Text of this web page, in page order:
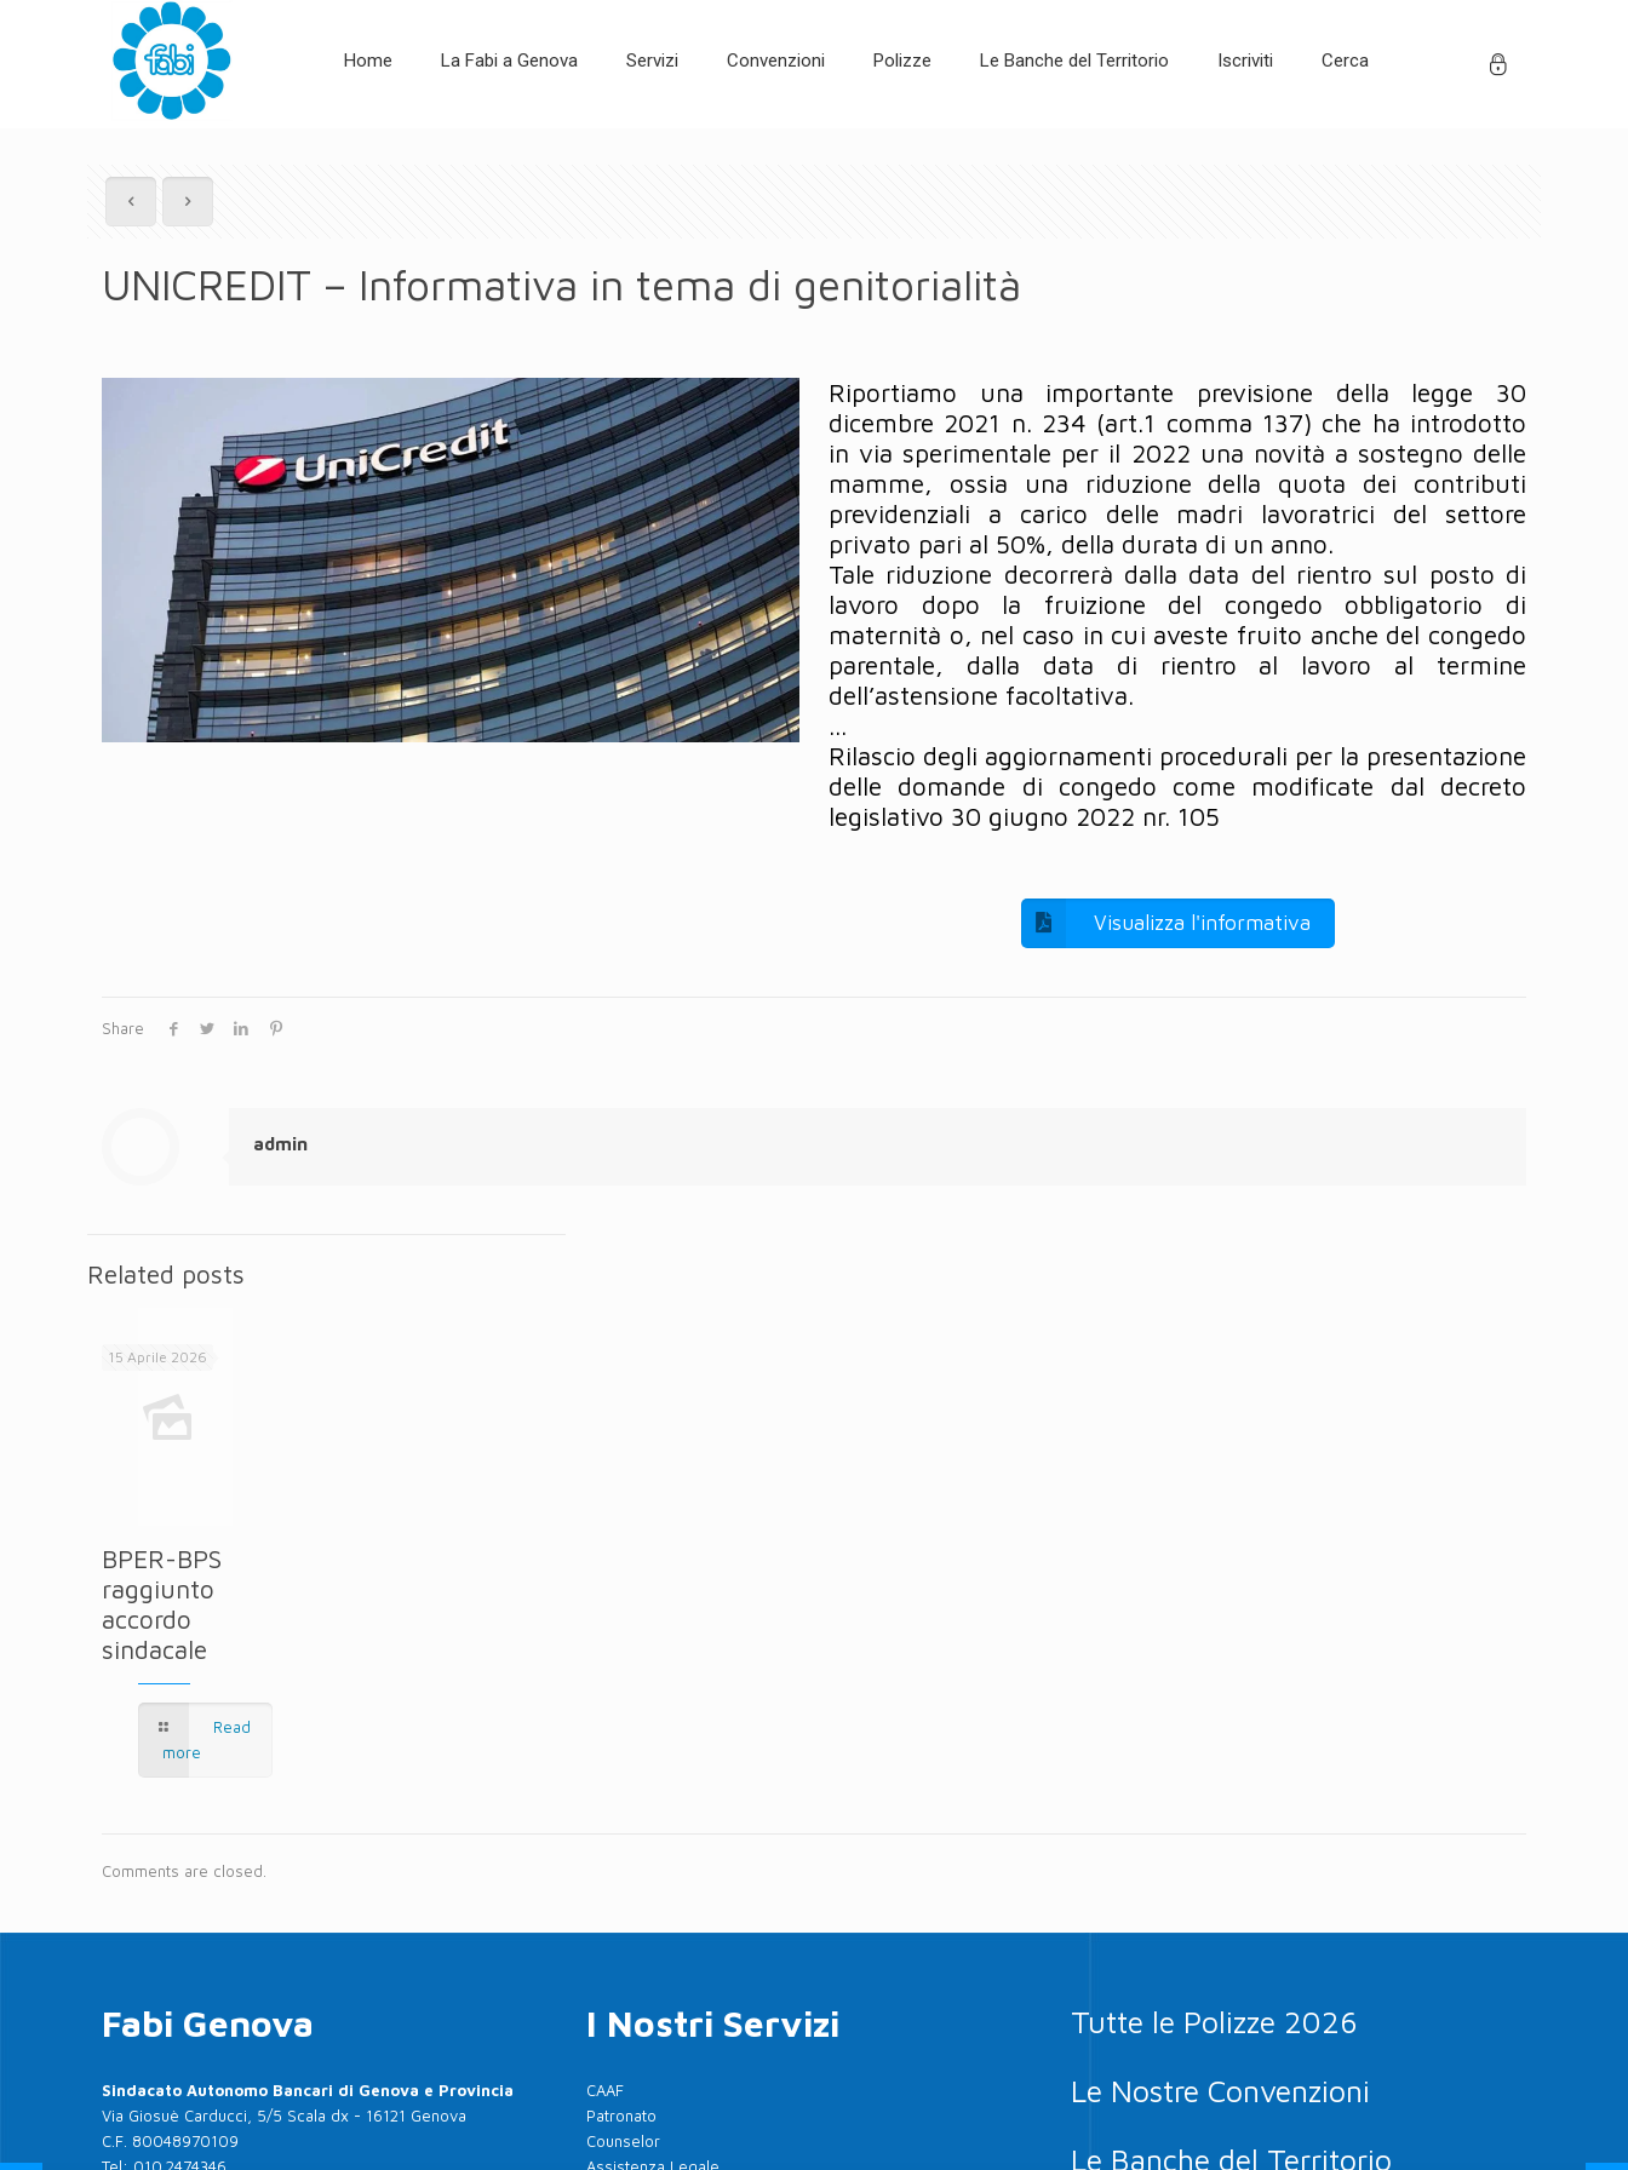
Home La Fabi a Genova Servizi Convenzioni Polizze Le Banche del Territorio Iscriviti Cerca
UNICREDIT – Informativa in tema di genitorialità
Riportiamo una importante previsione della legge 30
dicembre 2021 n. 234 (art.1 comma 137) che ha introdotto
in via sperimentale per il 2022 una novità a sostegno delle
mamme, ossia una riduzione della quota dei contributi
previdenziali a carico delle madri lavoratrici del settore
privato pari al 50%, della durata di un anno.
Tale riduzione decorrerà dalla data del rientro sul posto di
lavoro dopo la fruizione del congedo obbligatorio di
maternità o, nel caso in cui aveste fruito anche del congedo
parentale, dalla data di rientro al lavoro al termine
dell’astensione facoltativa.
...
Rilascio degli aggiornamenti procedurali per la presentazione
delle domande di congedo come modificate dal decreto
legislativo 30 giugno 2022 nr. 105
Visualizza l'informativa
Share
admin
Related posts
15 Aprile 2026
BPER-BPS
raggiunto
accordo
sindacale
Read
more
Comments are closed.
Fabi Genova
Sindacato Autonomo Bancari di Genova e Provincia
Via Giosuè Carducci, 5/5 Scala dx - 16121 Genova
C.F. 80048970109
I Nostri Servizi
CAAF
Patronato
Counselor
Tutte le Polizze 2026
Le Nostre Convenzioni
Le Banche del Territorio